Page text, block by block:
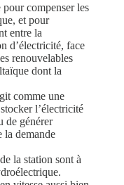
compenser les
et pour
entre la
d’électricité, face
renouvelables
dont la
comme une
l’électricité
de générer
la demande
la station sont à